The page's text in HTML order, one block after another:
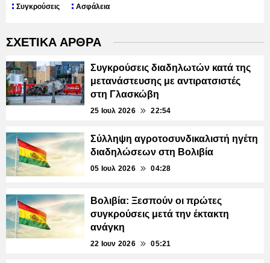
Συγκρούσεις Ασφάλεια
ΣΧΕΤΙΚΑ ΑΡΘΡΑ
Συγκρούσεις διαδηλωτών κατά της
μετανάστευσης με αντιρατσιστές
στη Γλασκώβη
25 Ιουλ 2026 22:54
Σύλληψη αγροτοσυνδικαλιστή ηγέτη
διαδηλώσεων στη Βολιβία
05 Ιουλ 2026 04:28
Βολιβία: Ξεσπούν οι πρώτες
συγκρούσεις μετά την έκτακτη
ανάγκη
22 Ιουν 2026 05:21